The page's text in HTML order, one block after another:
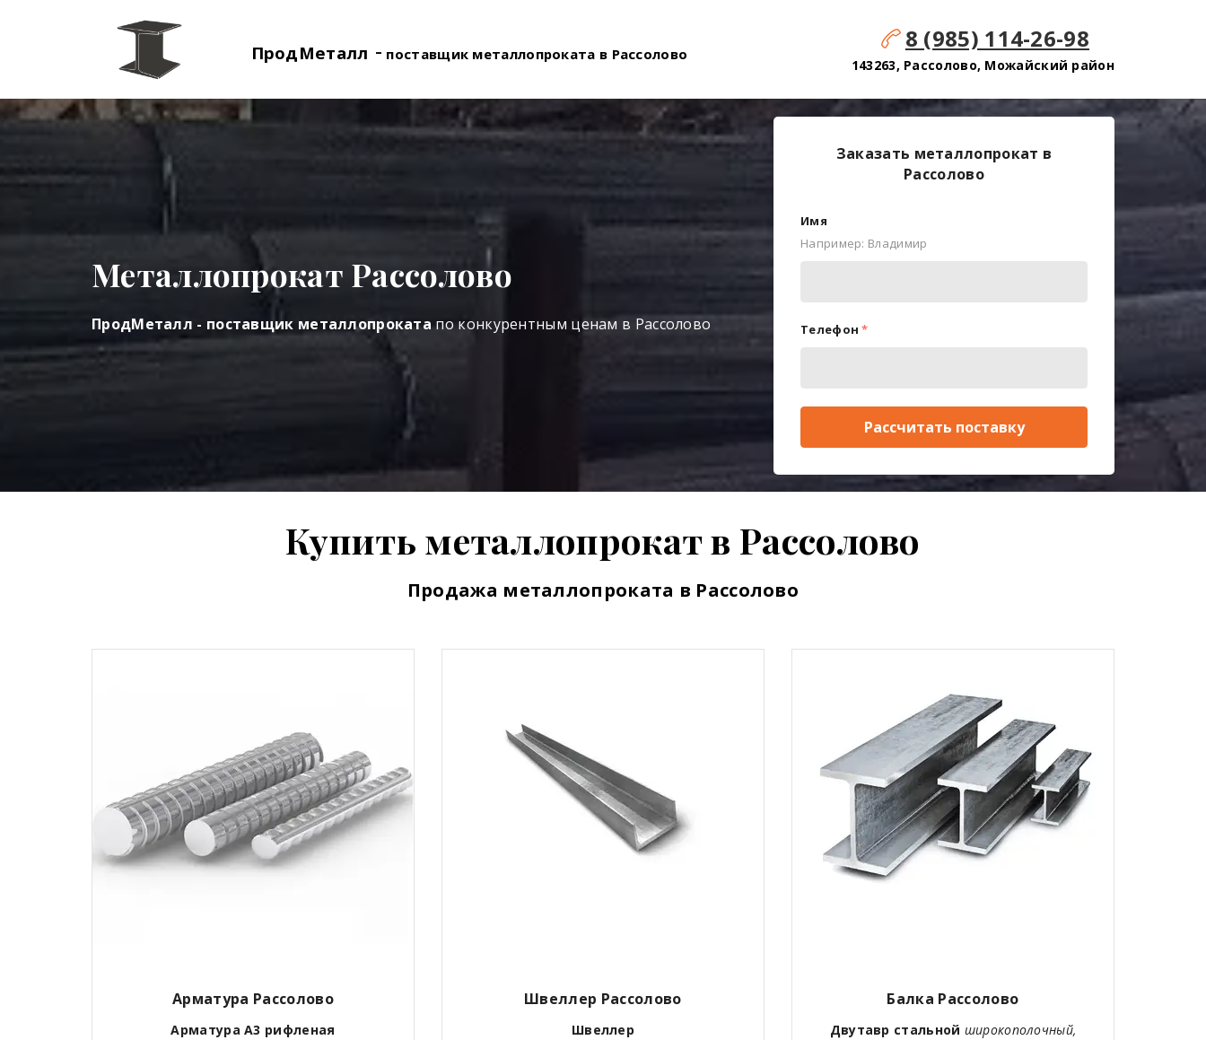
ПродМеталл - поставщик металлопроката в Рассолово
8 (985) 114-26-98
143263, Рассолово, Можайский район
Металлопрокат Рассолово
ПродМеталл - поставщик металлопрокатапо конкурентным ценам в Рассолово
Заказать металлопрокат в
Рассолово
Имя
Например: Владимир
Телефон *
Рассчитать поставку
Купить металлопрокат в Рассолово
Продажа металлопроката в Рассолово
Арматура Рассолово
Арматура А3 рифленая
Швеллер Рассолово
Швеллер
Балка Рассолово
Двутавр стальной широкополочный,